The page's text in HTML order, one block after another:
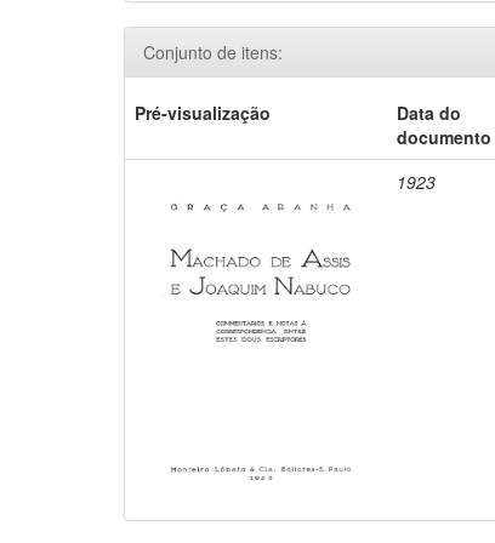
Conjunto de itens:
Pré-visualização
Data do
documento
1923